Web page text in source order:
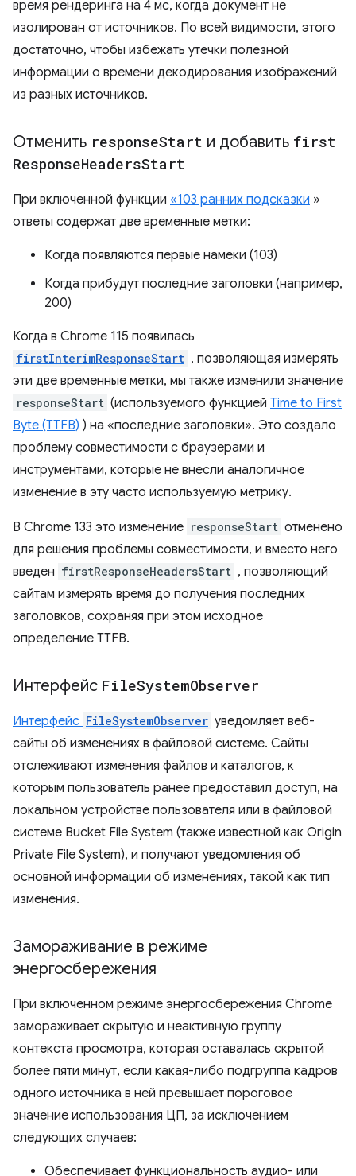
время рендеринга на 4 мс, когда документ не
изолирован от источников. По всей видимости, этого
достаточно, чтобы избежать утечки полезной
информации о времени декодирования изображений
из разных источников.
Отменить responseStart и добавить first
ResponseHeadersStart
При включенной функции «103 ранних подсказки »
ответы содержат две временные метки:
Когда появляются первые намеки (103)
Когда прибудут последние заголовки (например,
200)
Когда в Chrome 115 появилась
firstInterimResponseStart , позволяющая измерять
эти две временные метки, мы также изменили значение
responseStart (используемого функцией Time to First
Byte (TTFB) ) на «последние заголовки». Это создало
проблему совместимости с браузерами и
инструментами, которые не внесли аналогичное
изменение в эту часто используемую метрику.
В Chrome 133 это изменение responseStart отменено
для решения проблемы совместимости, и вместо него
введен firstResponseHeadersStart , позволяющий
сайтам измерять время до получения последних
заголовков, сохраняя при этом исходное
определение TTFB.
Интерфейс FileSystemObserver
Интерфейс FileSystemObserver уведомляет веб-
сайты об изменениях в файловой системе. Сайты
отслеживают изменения файлов и каталогов, к
которым пользователь ранее предоставил доступ, на
локальном устройстве пользователя или в файловой
системе Bucket File System (также известной как Origin
Private File System), и получают уведомления об
основной информации об изменениях, такой как тип
изменения.
Замораживание в режиме
энергосбережения
При включенном режиме энергосбережения Chrome
замораживает скрытую и неактивную группу
контекста просмотра, которая оставалась скрытой
более пяти минут, если какая-либо подгруппа кадров
одного источника в ней превышает пороговое
значение использования ЦП, за исключением
следующих случаев:
Обеспечивает функциональность аудио- или